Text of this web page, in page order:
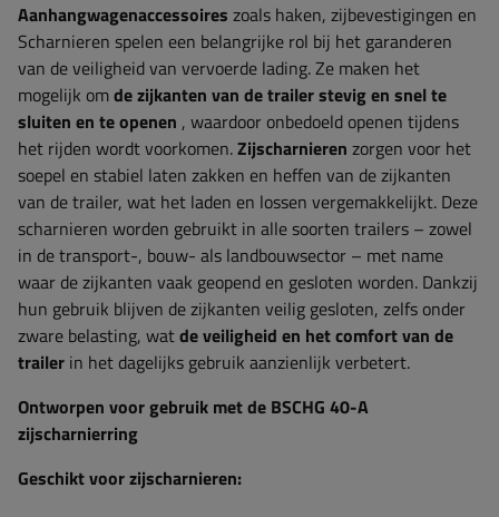
Aanhangwagenaccessoires zoals haken, zijbevestigingen en
Scharnieren spelen een belangrijke rol bij het garanderen
van de veiligheid van vervoerde lading. Ze maken het
mogelijk omde zijkanten van de trailer stevig en snel te
sluiten en te openen , waardoor onbedoeld openen tijdens
het rijden wordt voorkomen.Zijscharnieren zorgen voor het
soepel en stabiel laten zakken en heffen van de zijkanten
van de trailer, wat het laden en lossen vergemakkelijkt. Deze
scharnieren worden gebruikt in alle soorten trailers – zowel
in de transport-, bouw- als landbouwsector – met name
waar de zijkanten vaak geopend en gesloten worden. Dankzij
hun gebruik blijven de zijkanten veilig gesloten, zelfs onder
zware belasting, watde veiligheid en het comfort van de
trailer in het dagelijks gebruik aanzienlijk verbetert.
Ontworpen voor gebruik met de BSCHG 40-A
zijscharnierring
Geschikt voor zijscharnieren: